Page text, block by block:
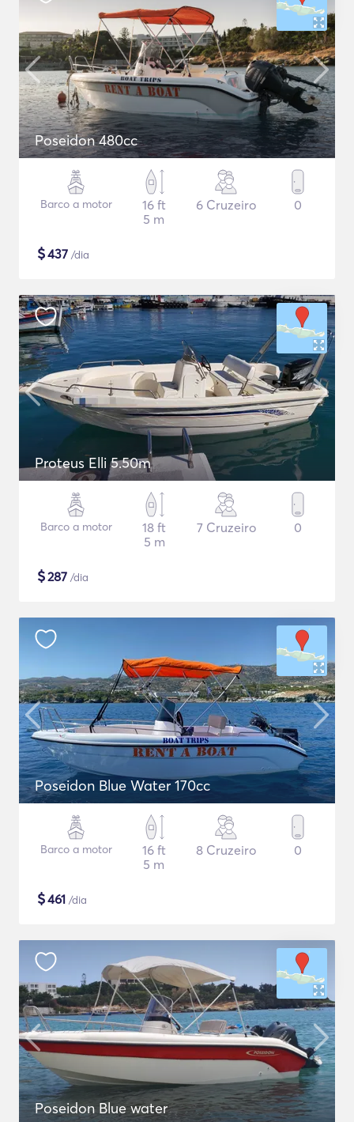
Poseidon 480cc
Barco a motor
16 ft
5 m
6 Cruzeiro 0
$437 /dia
Proteus Elli 5.50m
Barco a motor
18 ft
5 m
7 Cruzeiro 0
$287 /dia
Poseidon Blue Water 170cc
Barco a motor
16 ft
5 m
8 Cruzeiro 0
$461 /dia
Poseidon Blue water